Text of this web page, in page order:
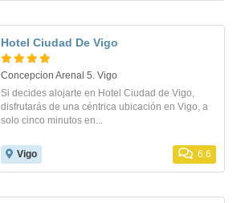
Hotel Ciudad De Vigo
Concepcion Arenal 5. Vigo
Si decides alojarte en Hotel Ciudad de Vigo,
disfrutarás de una céntrica ubicación en Vigo, a
solo cinco minutos en...
Vigo 6.6